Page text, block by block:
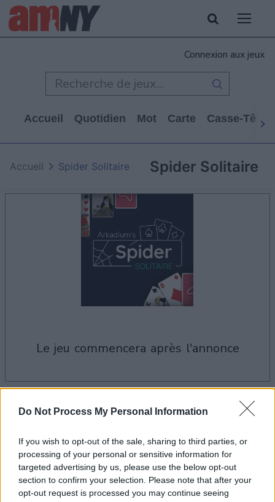
Do Not Process My Personal Information
If you wish to opt-out of the sale, sharing to third parties, or
processing of your personal or sensitive information for
targeted advertising by us, please use the below opt-out
section to confirm your selection. Please note that after your
opt-out request is processed you may continue seeing
Connexion aux jeux
Accueil Quotidien Mot Carte Casse-Tête
Spider Solitaire
Accueil Spider Solitaire
le jeu commencera après l'annonce
Les joueurs de Spider Solitaire aiment
aussi :
Voir tous